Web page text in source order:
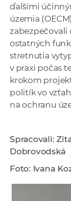
ďalšími
územia
ostatných
stretnutia
v praxi počas
krokom
politík vo
na ochranu
Spracovali:
Dobrovodská
Foto: Ivana